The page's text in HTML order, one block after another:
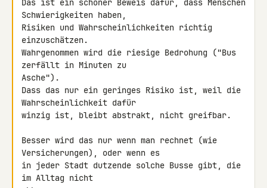
Das ist ein schöner Beweis dafür, dass Menschen
Schwierigkeiten haben,
Risiken und Wahrscheinlichkeiten richtig
einzuschätzen.
Wahrgenommen wird die riesige Bedrohung ("Bus
zerfällt in Minuten zu
Asche").
Dass das nur ein geringes Risiko ist, weil die
Wahrscheinlichkeit dafür
winzig ist, bleibt abstrakt, nicht greifbar.
Besser wird das nur wenn man rechnet (wie
Versicherungen), oder wenn es
in jeder Stadt dutzende solche Busse gibt, die
im Alltag nicht